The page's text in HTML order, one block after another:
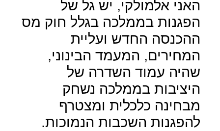
האני אלמולקי, יש גל של
הפגנות בממלכה בגלל חוק מס
ההכנסה החדש ועליית
המחירים, המעמד הבינוני,
שהיה עמוד השדרה של
היציבות בממלכה נשחק
מבחינה כלכלית ומצטרף
להפגנות השכבות הנמוכות.